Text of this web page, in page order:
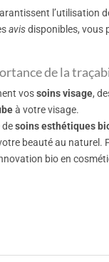
l’utilisation
avisdisponibles, vous
de la
vossoins visage,
à votre visage.
desoins esthétiques
beauté au naturel.
bio en